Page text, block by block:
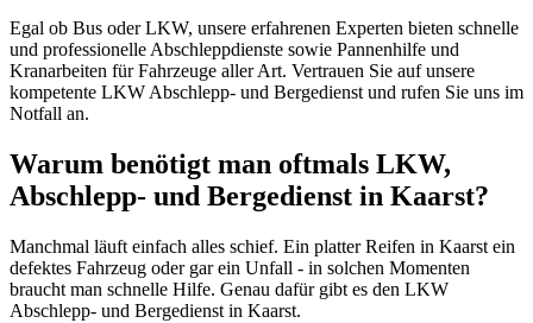
Egal ob Bus oder LKW, unsere erfahrenen Experten bieten schnelle
und professionelle Abschleppdienste sowie Pannenhilfe und
Kranarbeiten für Fahrzeuge aller Art. Vertrauen Sie auf unsere
kompetente LKW Abschlepp- und Bergedienst und rufen Sie uns im
Notfall an.
Warum benötigt man oftmals LKW,
Abschlepp- und Bergedienst in Kaarst?
Manchmal läuft einfach alles schief. Ein platter Reifen in Kaarst ein
defektes Fahrzeug oder gar ein Unfall - in solchen Momenten
braucht man schnelle Hilfe. Genau dafür gibt es den LKW
Abschlepp- und Bergedienst in Kaarst.